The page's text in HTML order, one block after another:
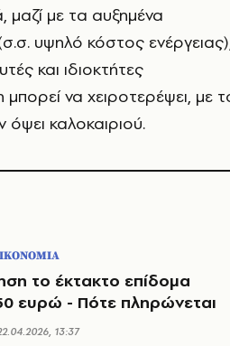
μαζί με τα αυξημένα
υψηλό κόστος
και ιδιοκτήτες
να χειροτερέψει, με
όψει καλοκαιριού.
το έκτακτο επίδομα
ευρώ - Πότε πληρώνεται
13:37